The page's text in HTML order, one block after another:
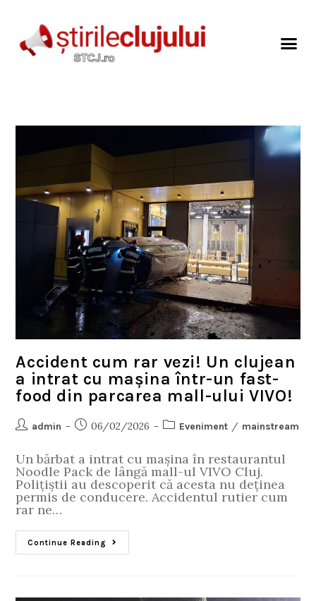
Accident cum rar vezi! Un clujean
a intrat cu mașina într-un fast-
food din parcarea mall-ului VIVO!
admin 06/02/2026 Eveniment / mainstream
Un bărbat a intrat cu mașina în restaurantul
Noodle Pack de lângă mall-ul VIVO Cluj.
Polițiștii au descoperit că acesta nu deținea
permis de conducere. Accidentul rutier cum
rar ne…
Continue Reading